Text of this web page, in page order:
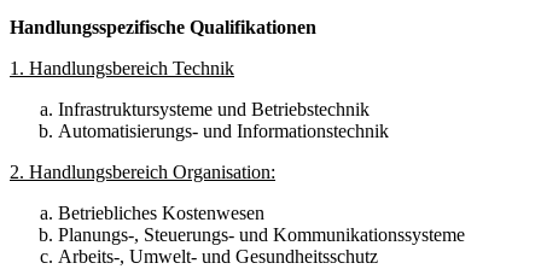
Handlungsspezifische Qualifikationen
1. Handlungsbereich Technik
Infrastruktursysteme und Betriebstechnik
Automatisierungs- und Informationstechnik
2. Handlungsbereich Organisation:
Betriebliches Kostenwesen
Planungs-, Steuerungs- und Kommunikationssysteme
Arbeits-, Umwelt- und Gesundheitsschutz